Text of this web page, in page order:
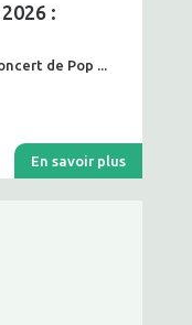
:
de Pop ...
En savoir plus